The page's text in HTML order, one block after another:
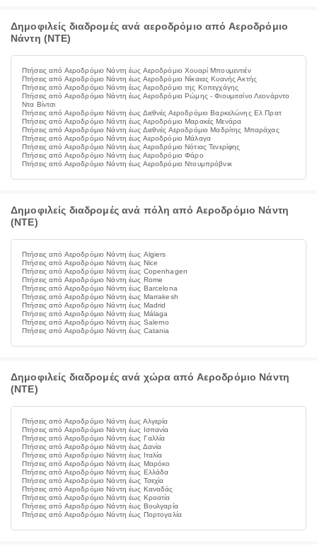
Δημοφιλείς διαδρομές ανά αεροδρόμιο από Αεροδρόμιο
Νάντη (NTE)
Πτήσεις από Αεροδρόμιο Νάντη έως Αεροδρόμιο Χουαρί Μπουμεντιέν
Πτήσεις από Αεροδρόμιο Νάντη έως Αεροδρόμιο Νίκαιας Κυανής Ακτής
Πτήσεις από Αεροδρόμιο Νάντη έως Αεροδρόμιο της Κοπεγχάγης
Πτήσεις από Αεροδρόμιο Νάντη έως Αεροδρόμιο Ρώμης - Φιουμιτσίνο Λεονάρντο
Ντα Βίντσι
Πτήσεις από Αεροδρόμιο Νάντη έως Διεθνές Αεροδρόμιο Βαρκελώνης Ελ Πρατ
Πτήσεις από Αεροδρόμιο Νάντη έως Αεροδρόμιο Μαρακές Μενάρα
Πτήσεις από Αεροδρόμιο Νάντη έως Διεθνές Αεροδρόμιο Μαδρίτης Μπαράχας
Πτήσεις από Αεροδρόμιο Νάντη έως Αεροδρόμιο Μάλαγα
Πτήσεις από Αεροδρόμιο Νάντη έως Αεροδρόμιο Νότιας Τενερίφης
Πτήσεις από Αεροδρόμιο Νάντη έως Αεροδρόμιο Φάρο
Πτήσεις από Αεροδρόμιο Νάντη έως Αεροδρόμιο Ντουμπρόβνικ
Δημοφιλείς διαδρομές ανά πόλη από Αεροδρόμιο Νάντη
(NTE)
Πτήσεις από Αεροδρόμιο Νάντη έως Algiers
Πτήσεις από Αεροδρόμιο Νάντη έως Nice
Πτήσεις από Αεροδρόμιο Νάντη έως Copenhagen
Πτήσεις από Αεροδρόμιο Νάντη έως Rome
Πτήσεις από Αεροδρόμιο Νάντη έως Barcelona
Πτήσεις από Αεροδρόμιο Νάντη έως Marrakesh
Πτήσεις από Αεροδρόμιο Νάντη έως Madrid
Πτήσεις από Αεροδρόμιο Νάντη έως Málaga
Πτήσεις από Αεροδρόμιο Νάντη έως Salerno
Πτήσεις από Αεροδρόμιο Νάντη έως Catania
Δημοφιλείς διαδρομές ανά χώρα από Αεροδρόμιο Νάντη
(NTE)
Πτήσεις από Αεροδρόμιο Νάντη έως Αλγερία
Πτήσεις από Αεροδρόμιο Νάντη έως Ισπανία
Πτήσεις από Αεροδρόμιο Νάντη έως Γαλλία
Πτήσεις από Αεροδρόμιο Νάντη έως Δανία
Πτήσεις από Αεροδρόμιο Νάντη έως Ιταλία
Πτήσεις από Αεροδρόμιο Νάντη έως Μαρόκο
Πτήσεις από Αεροδρόμιο Νάντη έως Ελλάδα
Πτήσεις από Αεροδρόμιο Νάντη έως Τσεχία
Πτήσεις από Αεροδρόμιο Νάντη έως Καναδάς
Πτήσεις από Αεροδρόμιο Νάντη έως Κροατία
Πτήσεις από Αεροδρόμιο Νάντη έως Βουλγαρία
Πτήσεις από Αεροδρόμιο Νάντη έως Πορτογαλία